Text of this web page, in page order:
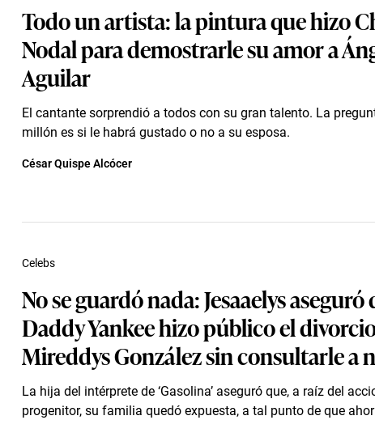
Todo un artista: la pintura que hizo
Nodal para demostrarle su amor a
Aguilar
El cantante sorprendió a todos con su gran talento. La
millón es si le habrá gustado o no a su esposa.
César Quispe Alcócer
No se guardó nada: Jesaaelys aseguró
Daddy Yankee hizo público el
Mireddys González sin consultarle a
La hija del intérprete de ‘Gasolina’ aseguró que, a raíz del
progenitor, su familia quedó expuesta, a tal punto de que
Celebs